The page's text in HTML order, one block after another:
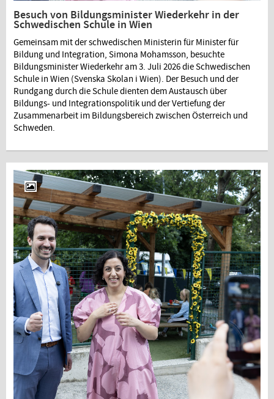
Besuch von Bildungsminister Wiederkehr in der
Schwedischen Schule in Wien
Gemeinsam mit der schwedischen Ministerin für Minister für
Bildung und Integration, Simona Mohamsson, besuchte
Bildungsminister Wiederkehr am 3. Juli 2026 die Schwedischen
Schule in Wien (Svenska Skolan i Wien). Der Besuch und der
Rundgang durch die Schule dienten dem Austausch über
Bildungs- und Integrationspolitik und der Vertiefung der
Zusammenarbeit im Bildungsbereich zwischen Österreich und
Schweden.